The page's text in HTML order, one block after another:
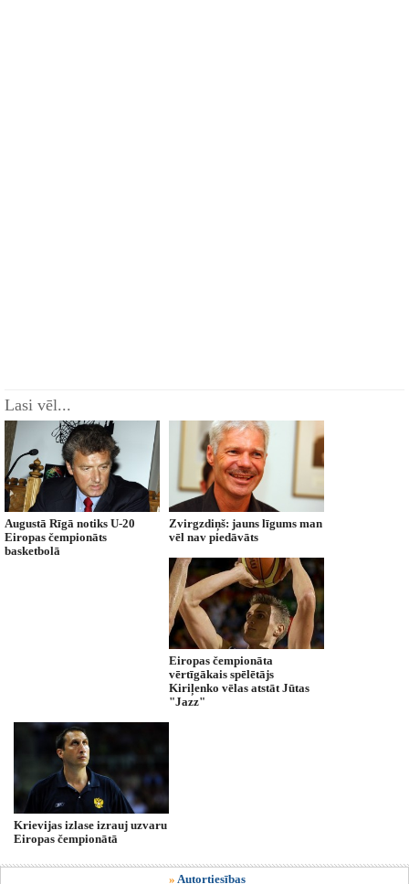
Lasi vēl...
Augustā Rīgā notiks U-20
Eiropas čempionāts
basketbolā
Zvirgzdiņš: jauns līgums man
vēl nav piedāvāts
Eiropas čempionāta
vērtīgākais spēlētājs
Kiriļenko vēlas atstāt Jūtas
"Jazz"
Krievijas izlase izrauj uzvaru
Eiropas čempionātā
» Autortiesības